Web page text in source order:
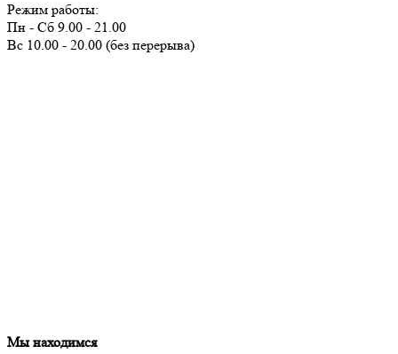
Режим работы:
Пн - Сб 9.00 - 21.00
Вс 10.00 - 20.00 (без перерыва)
Мы находимся